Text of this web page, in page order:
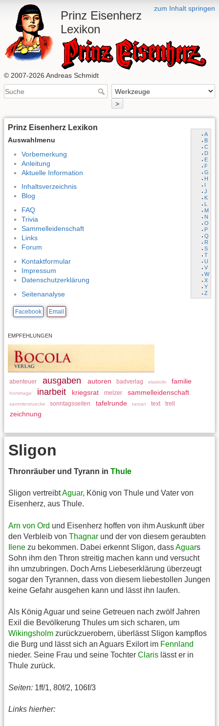
zum Inhalt springen
Prinz Eisenherz
Lexikon
© 2007-2026 Andreas Schmidt
>
Prinz Eisenherz Lexikon
Auswahlmenu
A
B
C
D
E
F
G
H
I
J
K
L
M
N
O
P
Q
R
S
T
U
V
W
X
Y
Z
Vorbemerkung
Anleitung
Aktuelle Information
Inhaltsverzeichnis
Blog
FAQ
Trivia
Sammelleidenschaft
Links
Forum
Kontaktformular
Impressum
Datenschutzerklärung
Seitenanalyse
Facebook Email
EMPFEHLUNGEN
abenteuer ausgaben autoren badverlag elastolin familie
hommage inarbeit kriegsrat melzer sammelleidenschaft
sammlerstuecke sonntagsseiten tafelrunde tarzan text trell
zeichnung
Sligon
Thronräuber und Tyrann in Thule
Sligon vertreibtAguar, König von Thule und Vater von
Eisenherz, aus Thule.
Arn von Ord und Eisenherz hoffen von ihm Auskunft über
den Verbleib von Thagnar und der von diesem geraubten
Ilene zu bekommen. Dabei erkennt Sligon, dassAguars
Sohn ihm den Thron streitig machen kann und versucht
ihn umzubringen. Doch Arns Liebeserklärung überzeugt
sogar den Tyrannen, dass von diesem liebestollen Jungen
keine Gefahr ausgehen kann und lässt ihn laufen.
Als König Aguar und seine Getreuen nach zwölf Jahren
Exil die Bevölkerung Thules um sich scharen, um
Wikingsholm zurückzuerobern, überlässt Sligon kampflos
die Burg und lässt sich an Aguars Exilort im Fennland
nieder. Seine Frau und seine Tochter Claris lässt er in
Thule zurück.
Seiten: 1ff/1, 80f/2, 106f/3
Links hierher: